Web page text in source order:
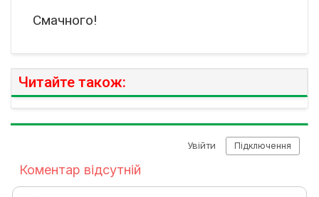
Смачного!
Читайте також: